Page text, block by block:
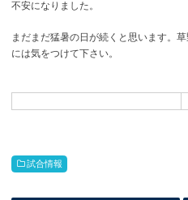
不安になりました。
まだまだ猛暑の日が続くと思います。
には気をつけて下さい。
試合情報